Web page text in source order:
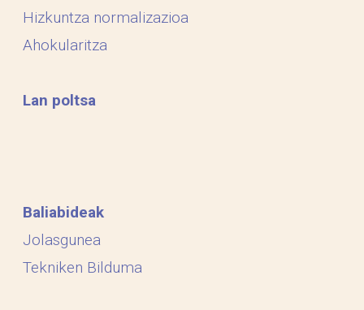
Hizkuntza normalizazioa
Ahokularitza
Lan poltsa
Baliabideak
Jolasgunea
Tekniken Bilduma